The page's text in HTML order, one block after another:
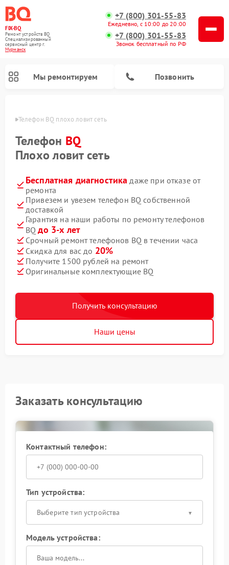
FIX-BQ
Ремонт устройств BQ
Специализированный
cервисный центр г.
Мурманск
+7 (800) 301-55-83
Ежедневно, с 10:00 до 20:00
+7 (800) 301-55-83
Звонок бесплатный по РФ
Мы ремонтируем Позвонить
Телефон BQ плохо ловит сеть
Телефон BQ
Плохо ловит сеть
Бесплатная диагностика даже при отказе от
ремонта
Привезем и увезем телефон BQ собственной
доставкой
Гарантия на наши работы по ремонту телефонов
BQдо 3-х лет
Срочный ремонт телефонов BQ в течении часа
Скидка для вас до 20%
Получите 1500 рублей на ремонт
Оригинальные комплектующие BQ
Получить консультацию
Наши цены
Заказать консультацию
Контактный телефон:
Тип устройства:
Выберите тип устройства
Модель устройства: